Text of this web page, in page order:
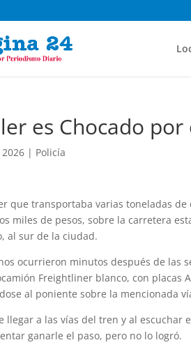
es Chocado por
| Policía
que transportaba varias toneladas
miles de pesos, sobre la carretera
al sur de la ciudad.
ocurrieron minutos después de las
Freightliner blanco, con placas
al poniente sobre la mencionada
llegar a las vías del tren y al
ganarle el paso, pero no lo logró.